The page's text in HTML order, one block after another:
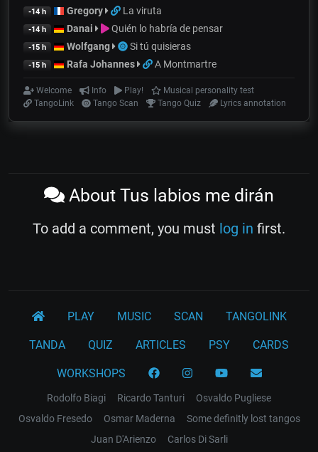
-14 h Gregory La viruta
-14 h Danai Quién lo habría de pensar
-15 h Wolfgang Si tú quisieras
-15 h Rafa Johannes A Montmartre
Welcome Info Play!
Musical personality test
TangoLink
Tango Scan Tango Quiz Lyrics annotation
About Tus labios me dirán
To add a comment, you must log in first.
PLAY MUSIC SCAN TANGOLINK
TANDA QUIZ ARTICLES PSY CARDS
WORKSHOPS
Rodolfo Biagi Ricardo Tanturi
Osvaldo Pugliese
Osvaldo Fresedo
Osmar Maderna
Some definitly lost tangos
Juan D'Arienzo
Carlos Di Sarli